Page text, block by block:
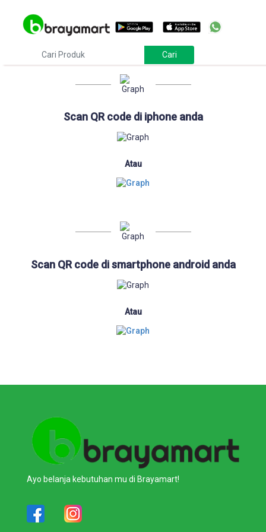
Download
Scan QR code di iphone anda
Atau
Scan QR code di smartphone android anda
Atau
Ayo belanja kebutuhan mu di Brayamart!